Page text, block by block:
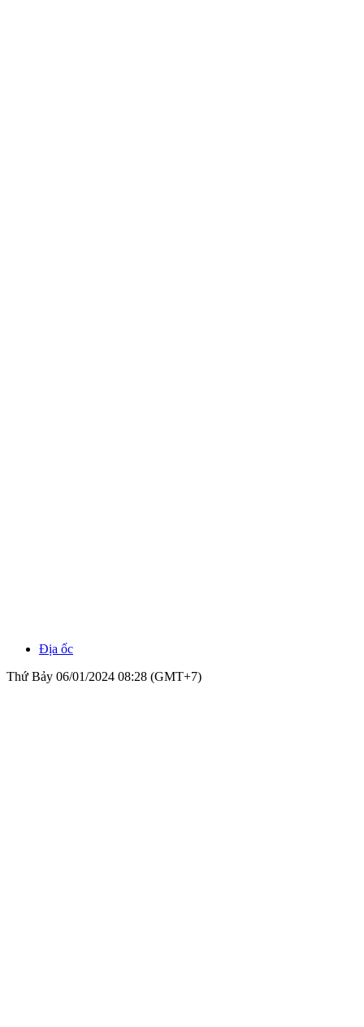
Địa ốc
Thứ Bảy 06/01/2024 08:28 (GMT+7)